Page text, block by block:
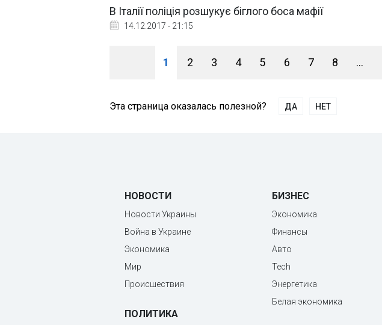
В Італії поліція розшукує біглого боса мафії
14.12.2017 - 21:15
1 2 3 4 5 6 7 8 ...
Эта страница оказалась полезной? ДА НЕТ
НОВОСТИ
Новости Украины
Война в Украине
Экономика
Мир
Происшествия
ПОЛИТИКА
БИЗНЕС
Экономика
Финансы
Авто
Tech
Энергетика
Белая экономика